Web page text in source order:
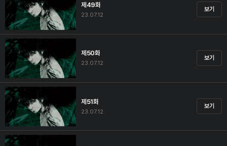
제49화
23.07.12
보기
제50화
23.07.12
보기
제51화
23.07.12
보기